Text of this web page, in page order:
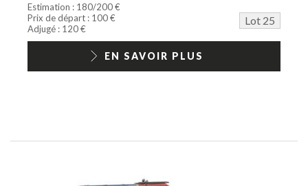
Estimation : 180/200 €
Prix de départ : 100 €
Lot 25
Adjugé : 120 €
EN SAVOIR PLUS